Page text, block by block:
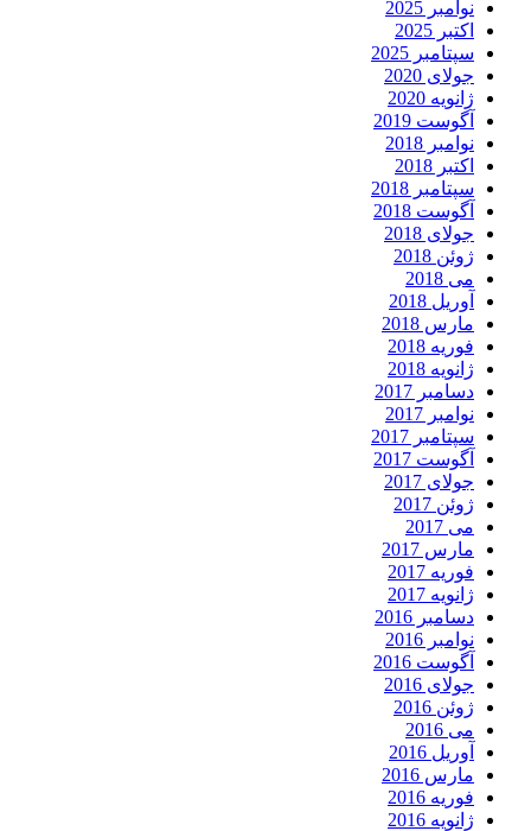
نوامبر 2025
اکتبر 2025
سپتامبر 2025
جولای 2020
ژانویه 2020
آگوست 2019
نوامبر 2018
اکتبر 2018
سپتامبر 2018
آگوست 2018
جولای 2018
ژوئن 2018
می 2018
آوریل 2018
مارس 2018
فوریه 2018
ژانویه 2018
دسامبر 2017
نوامبر 2017
سپتامبر 2017
آگوست 2017
جولای 2017
ژوئن 2017
می 2017
مارس 2017
فوریه 2017
ژانویه 2017
دسامبر 2016
نوامبر 2016
آگوست 2016
جولای 2016
ژوئن 2016
می 2016
آوریل 2016
مارس 2016
فوریه 2016
ژانویه 2016